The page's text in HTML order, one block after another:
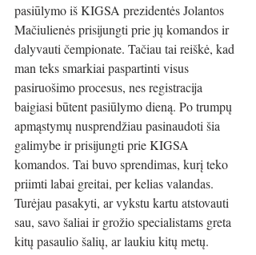
pasiūlymo iš KIGSA prezidentės Jolantos
Mačiulienės prisijungti prie jų komandos ir
dalyvauti čempionate. Tačiau tai reiškė, kad
man teks smarkiai paspartinti visus
pasiruošimo procesus, nes registracija
baigiasi būtent pasiūlymo dieną. Po trumpų
apmąstymų nusprendžiau pasinaudoti šia
galimybe ir prisijungti prie KIGSA
komandos. Tai buvo sprendimas, kurį teko
priimti labai greitai, per kelias valandas.
Turėjau pasakyti, ar vykstu kartu atstovauti
sau, savo šaliai ir grožio specialistams greta
kitų pasaulio šalių, ar laukiu kitų metų.